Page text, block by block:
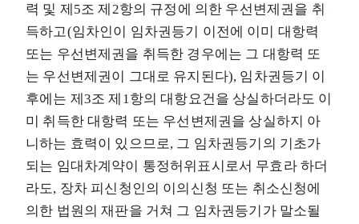
력 및 제5조 제2항의 규정에 의한 우선변제권을 취
득하고(임차인이 임차권등기 이전에 이미 대항력
또는 우선변제권을 취득한 경우에는 그 대항력 또
는 우선변제권이 그대로 유지된다), 임차권등기 이
후에는 제3조 제1항의 대항요건을 상실하더라도 이
미 취득한 대항력 또는 우선변제권을 상실하지 아
니하는 효력이 있으므로, 그 임차권등기의 기초가
되는 임대차계약이 통정허위표시로서 무효라 하더
라도, 장차 피신청인의 이의신청 또는 취소신청에
의한 법원의 재판을 거쳐 그 임차권등기가 말소될